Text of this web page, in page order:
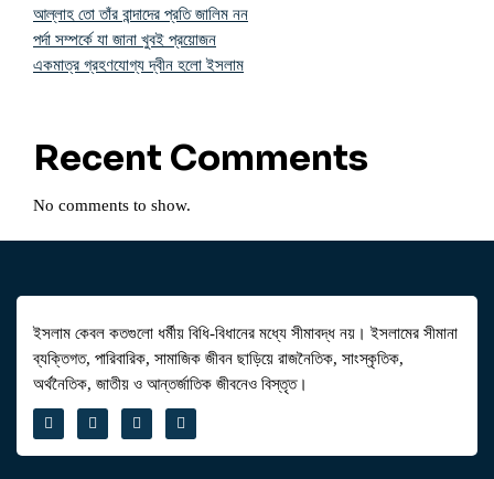
আল্লাহ তো তাঁর বান্দাদের প্রতি জালিম নন
পর্দা সম্পর্কে যা জানা খুবই প্রয়োজন
একমাত্র গ্রহণযোগ্য দ্বীন হলো ইসলাম
Recent Comments
No comments to show.
ইসলাম কেবল কতগুলো ধর্মীয় বিধি-বিধানের মধ্যে সীমাবদ্ধ নয়। ইসলামের সীমানা
ব্যক্তিগত, পারিবারিক, সামাজিক জীবন ছাড়িয়ে রাজনৈতিক, সাংস্কৃতিক,
অর্থনৈতিক, জাতীয় ও আন্তর্জাতিক জীবনেও বিস্তৃত।